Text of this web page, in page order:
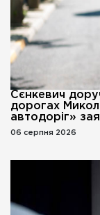
Сєнкевич
дорогах
автодоріг»
06 серпня 2026